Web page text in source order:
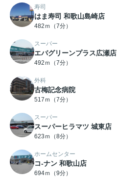
寿司
はま寿司 和歌山島崎店
482ｍ（7分）
スーパー
エバグリーンプラス広瀬店
492ｍ（7分）
外科
古梅記念病院
517ｍ（7分）
スーパー
スーパーヒラマツ 城東店
623ｍ（8分）
ホームセンター
コ-ナン 和歌山店
694ｍ（9分）